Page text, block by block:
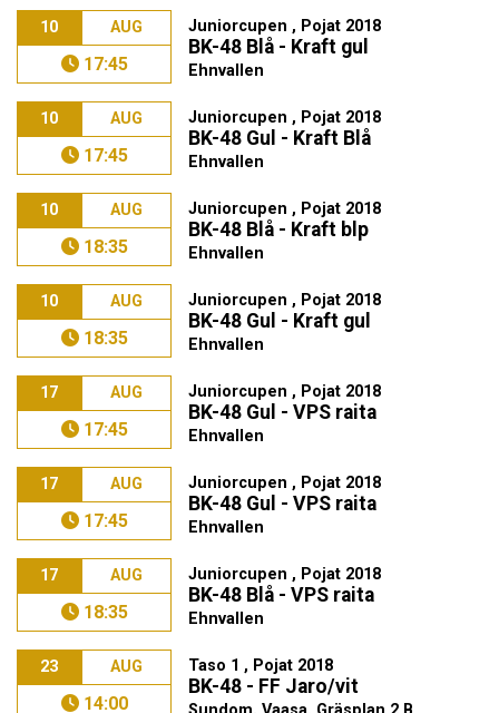
10 AUG
17:45
Juniorcupen , Pojat 2018
BK-48 Blå - Kraft gul
Ehnvallen
10 AUG
17:45
Juniorcupen , Pojat 2018
BK-48 Gul - Kraft Blå
Ehnvallen
10 AUG
18:35
Juniorcupen , Pojat 2018
BK-48 Blå - Kraft blp
Ehnvallen
10 AUG
18:35
Juniorcupen , Pojat 2018
BK-48 Gul - Kraft gul
Ehnvallen
17 AUG
17:45
Juniorcupen , Pojat 2018
BK-48 Gul - VPS raita
Ehnvallen
17 AUG
17:45
Juniorcupen , Pojat 2018
BK-48 Gul - VPS raita
Ehnvallen
17 AUG
18:35
Juniorcupen , Pojat 2018
BK-48 Blå - VPS raita
Ehnvallen
23 AUG
14:00
Taso 1 , Pojat 2018
BK-48 - FF Jaro/vit